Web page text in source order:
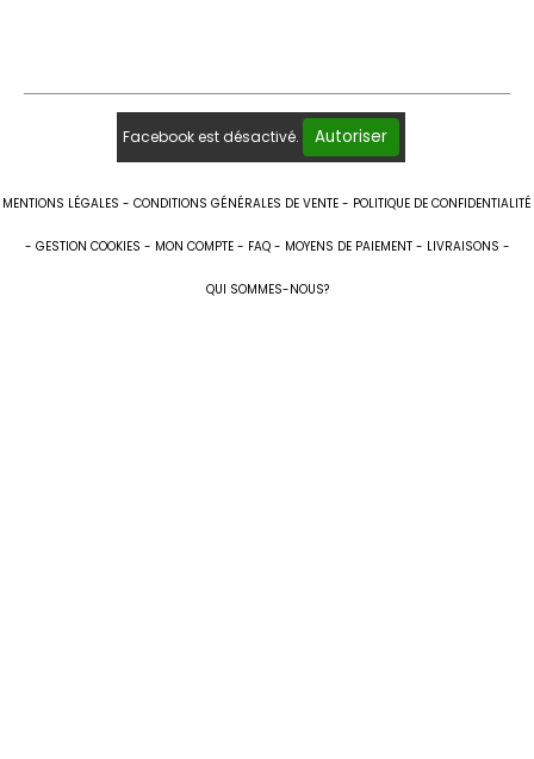
Facebook est désactivé. Autoriser
MENTIONS LÉGALES CONDITIONS GÉNÉRALES DE VENTE POLITIQUE DE CONFIDENTIALITÉ
GESTION COOKIES MON COMPTE FAQ MOYENS DE PAIEMENT LIVRAISONS
QUI SOMMES-NOUS?